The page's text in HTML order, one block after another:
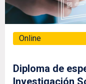
Online
Diploma de